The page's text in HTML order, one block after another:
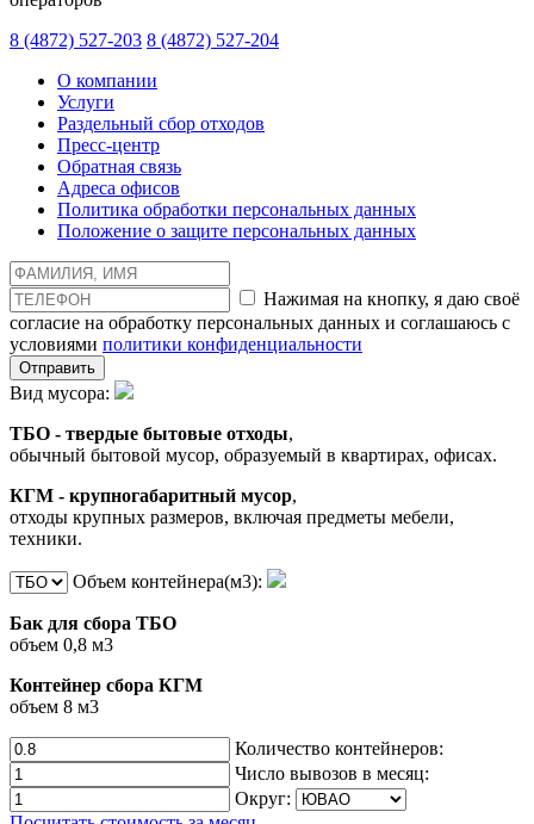
8 (4872) 527-203 8 (4872) 527-204
О компании
Услуги
Раздельный сбор отходов
Пресс-центр
Обратная связь
Адреса офисов
Политика обработки персональных данных
Положение о защите персональных данных
Нажимая на кнопку, я даю своё
согласие на обработку персональных данных и соглашаюсь с
условиями политики конфиденциальности
Отправить
Вид мусора:
ТБО - твердые бытовые отходы,
обычный бытовой мусор, образуемый в квартирах, офисах.
КГМ - крупногабаритный мусор,
отходы крупных размеров, включая предметы мебели,
техники.
Объем контейнера(м3):
Бак для сбора ТБО
объем 0,8 м3
Контейнер сбора КГМ
объем 8 м3
Количество контейнеров:
Число вывозов в месяц:
Округ: